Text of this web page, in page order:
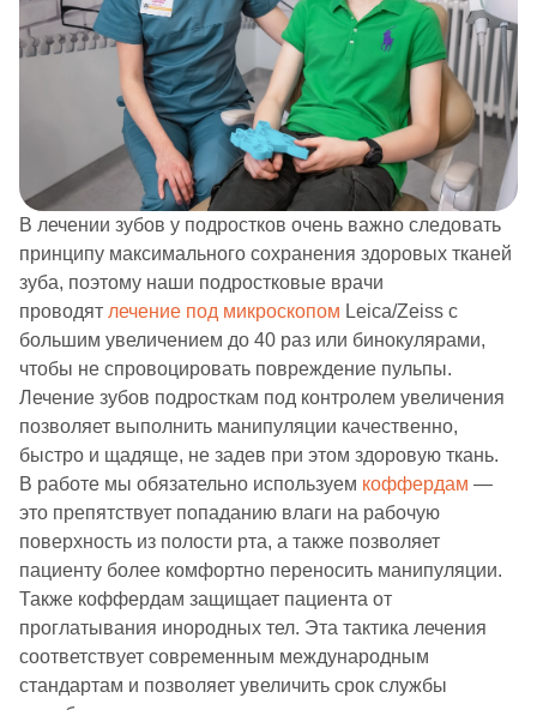
В лечении зубов у подростков очень важно следовать
принципу максимального сохранения здоровых тканей
зуба, поэтому наши подростковые врачи
проводят лечение под микроскопом Leica/Zeiss с
большим увеличением до 40 раз или бинокулярами,
чтобы не спровоцировать повреждение пульпы.
Лечение зубов подросткам под контролем увеличения
позволяет выполнить манипуляции качественно,
быстро и щадяще, не задев при этом здоровую ткань.
В работе мы обязательно используем коффердам —
это препятствует попаданию влаги на рабочую
поверхность из полости рта, а также позволяет
пациенту более комфортно переносить манипуляции.
Также коффердам защищает пациента от
проглатывания инородных тел. Эта тактика лечения
соответствует современным международным
стандартам и позволяет увеличить срок службы